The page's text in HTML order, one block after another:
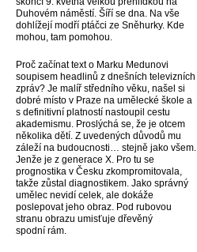
Duhovém náměstí. Šíří se dna. Na vše
dohlížejí modří ptáčci ze Sněhurky. Kde
mohou, tam pomohou.
Proč začínat text o Marku Medunovi
soupisem headlinů z dnešních televizních
zpráv? Je malíř středního věku, našel si
dobré místo v Praze na umělecké škole a
s definitivní platností nastoupil cestu
akademismu. Proslýchá se, že je otcem
několika dětí. Z uvedených důvodů mu
záleží na budoucnosti… stejně jako všem.
Jenže je z generace X. Pro tu se
prognostika v Česku zkompromitovala,
takže zůstal diagnostikem. Jako správný
umělec nevidí celek, ale dokáže
poslepovat jeho obraz. Pod rubovou
stranu obrazu umisťuje dřevěný
spodní rám.